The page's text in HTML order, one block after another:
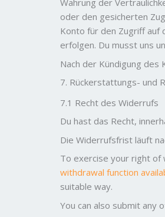
Wahrung der
oder den gesicherten
Konto für den Zugriff auf
erfolgen. Du musst uns
Nach der Kündigung des
7. Rückerstattungs- und
7.1 Recht des Widerrufs
Du hast das Recht,
Die Widerrufsfrist läuft
To exercise your right of
withdrawal function
suitable way.
You can also submit any